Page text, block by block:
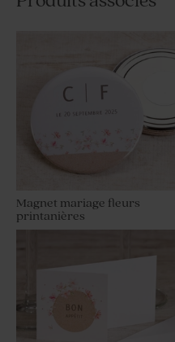
Magnet mariage fleurs
printanières